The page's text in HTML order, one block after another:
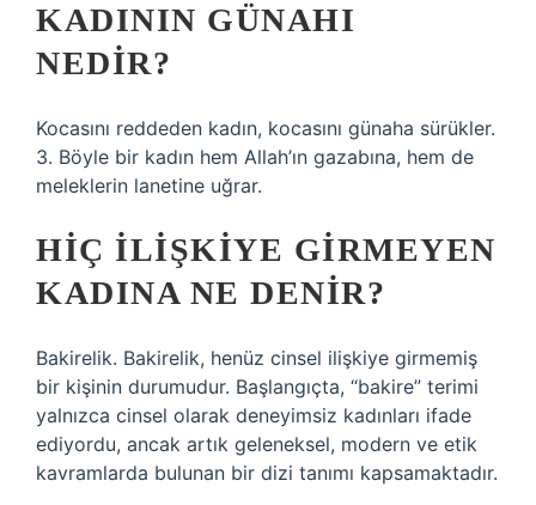
KADININ GÜNAHI
NEDIR?
Kocasını reddeden kadın, kocasını günaha sürükler.
3. Böyle bir kadın hem Allah’ın gazabına, hem de
meleklerin lanetine uğrar.
HIÇ ILIŞKIYE GIRMEYEN
KADINA NE DENIR?
Bakirelik. Bakirelik, henüz cinsel ilişkiye girmemiş
bir kişinin durumudur. Başlangıçta, “bakire” terimi
yalnızca cinsel olarak deneyimsiz kadınları ifade
ediyordu, ancak artık geleneksel, modern ve etik
kavramlarda bulunan bir dizi tanımı kapsamaktadır.